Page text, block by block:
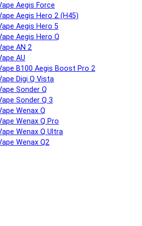
Aegis Force
Aegis Hero 2 (H45)
Aegis Hero 5
Aegis Hero Q
AN 2
AU
B100 Aegis Boost Pro 2
Digi Q Vista
Sonder Q
Sonder Q 3
Wenax Q
Wenax Q Pro
Wenax Q Ultra
Wenax Q2